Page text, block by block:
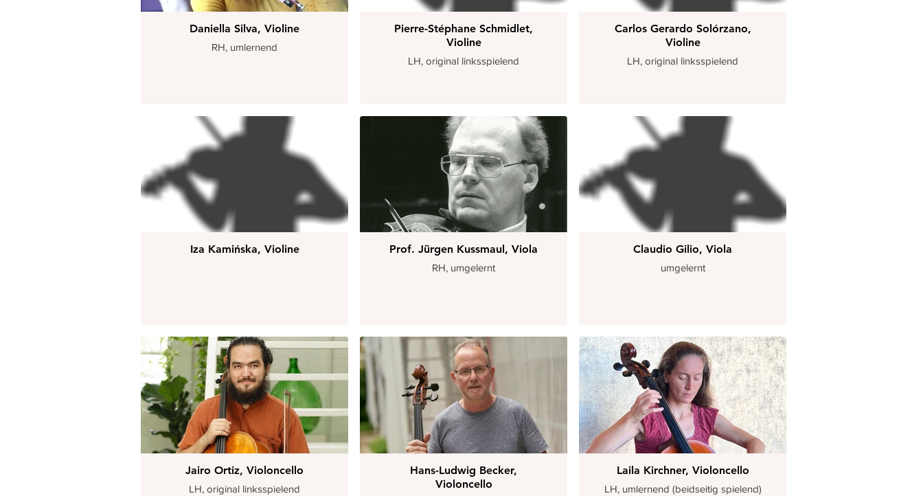
Daniella Silva, Violine
RH, umlernend
Pierre-Stéphane Schmidlet,
Violine
LH, original linksspielend
Carlos Gerardo Solórzano,
Violine
LH, original linksspielend
Iza Kamińska, Violine Prof. Jürgen Kussmaul, Viola
RH, umgelernt
Claudio Gilio, Viola
umgelernt
Jairo Ortiz, Violoncello
LH, original linksspielend
Hans-Ludwig Becker,
Violoncello
Laila Kirchner, Violoncello
LH, umlernend (beidseitig spielend)